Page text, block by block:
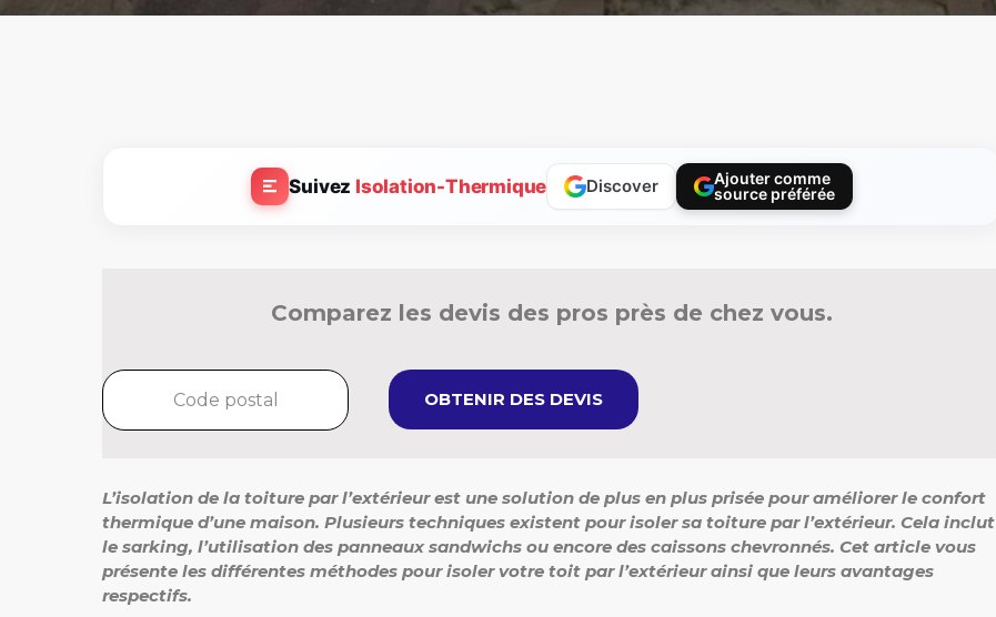
Suivez Isolation-Thermique Discover
Ajouter comme
source préférée
Comparez les devis des pros près de chez vous.
OBTENIR DES DEVIS
L’isolation de la toiture par l’extérieur est une solution de plus en plus prisée pour améliorer le confort
thermique d’une maison. Plusieurs techniques existent pour isoler sa toiture par l’extérieur. Cela inclut
le sarking, l’utilisation des panneaux sandwichs ou encore des caissons chevronnés. Cet article vous
présente les différentes méthodes pour isoler votre toit par l’extérieur ainsi que leurs avantages
respectifs.